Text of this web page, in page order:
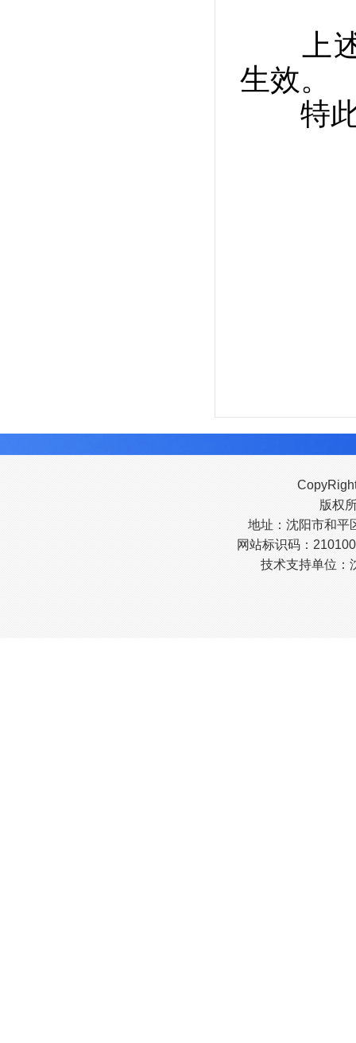
上述
生效。
特此
版权
地址：沈阳市和平
网站标识码：
技术支持单位：